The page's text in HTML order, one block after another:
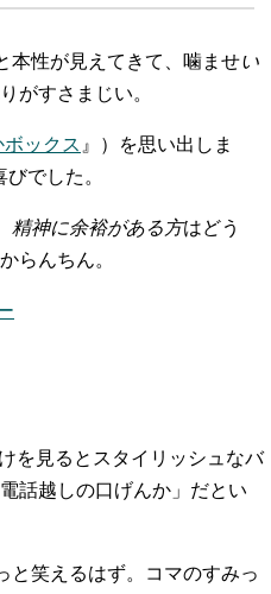
本性が見えてきて、噛ませい
がすさまじい。
ックス 』）を思い出しま
でした。
精神に余裕がある方はどう
らんちん。
を見るとスタイリッシュなバ
話越しの口げんか」だとい
と笑えるはず。コマのすみっ